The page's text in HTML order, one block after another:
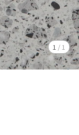
1 / 1